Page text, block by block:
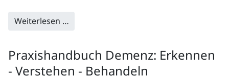
Weiterlesen …
Praxishandbuch Demenz: Erkennen
- Verstehen - Behandeln